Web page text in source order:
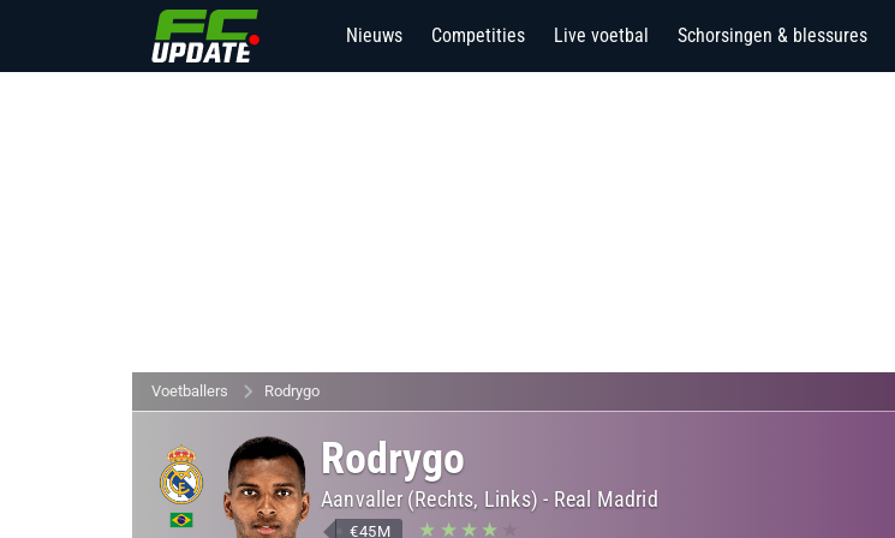
Nieuws Competities Live voetbal Schorsingen & blessures
Voetballers Rodrygo
Rodrygo
Aanvaller (Rechts, Links)- Real Madrid
€45M